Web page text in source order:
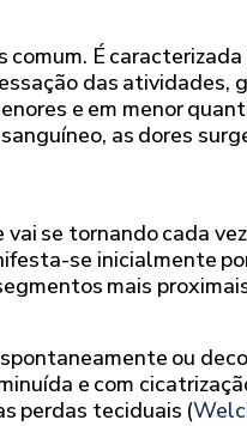
É
das
e em menor
as dores
se tornando cada
se inicialmente
mais
ou
e com
perdas teciduais (